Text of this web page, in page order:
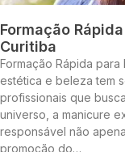
Formação
Curitiba
Formação Rápida
estética e beleza tem
profissionais que
universo, a manicure
responsável não
promoção do…